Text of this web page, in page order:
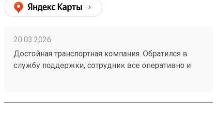
20.03.2026
Достойная транспортная компания. Обратился в
службу поддержки, сотрудник все оперативно и